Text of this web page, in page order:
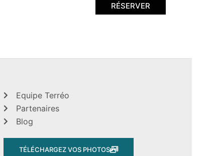
RÉSERVER
Equipe Terréo
Partenaires
Blog
TÉLÉCHARGEZ VOS PHOTOS